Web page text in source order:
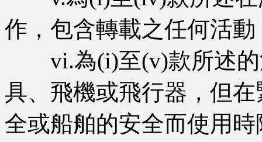
作，包含轉載之任何活動
vi.為(i)至(v)款所述的
具、飛機或飛行器，但
全或船舶的安全而使用